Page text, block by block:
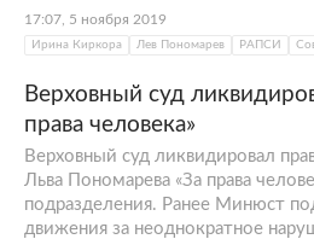
17:07, 5 ноября 2019
Ирина Киркора Лев Пономарев РАПСИ
Верховный суд
права человека»
Верховный суд ликвидировал
Льва Пономарева «За права
подразделения. Ранее Минюст
движения за неоднократное